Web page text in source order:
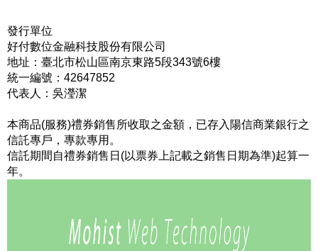
發行單位
好付數位金融科技股份有限公司
地址：臺北市松山區南京東路5段343號6樓
統一編號：42647852
代表人：吳瀅潔
本商品(服務)禮券銷售所收取之金額，已存入陽信商業銀行之
信託專戶，專款專用。
信託期間自禮券銷售日(以票券上記載之銷售日期為準)起算一
年。